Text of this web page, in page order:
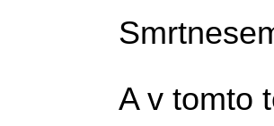
A v tomto